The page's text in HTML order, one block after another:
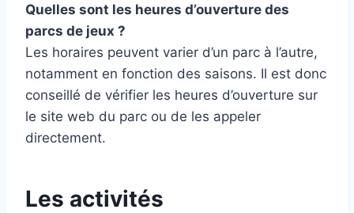
Quelles sont les heures d’ouverture des
parcs de jeux ?
Les horaires peuvent varier d’un parc à l’autre,
notamment en fonction des saisons. Il est donc
conseillé de vérifier les heures d’ouverture sur
le site web du parc ou de les appeler
directement.
Les activités